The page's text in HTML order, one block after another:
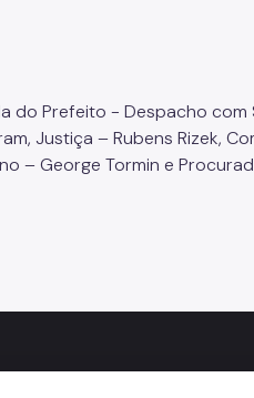
do Prefeito - Despacho
Justiça – Rubens Rizek,
– George Tormin e